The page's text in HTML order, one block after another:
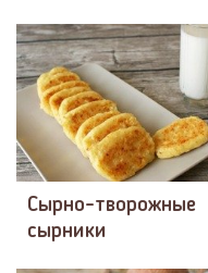
Сырно-творожные
сырники